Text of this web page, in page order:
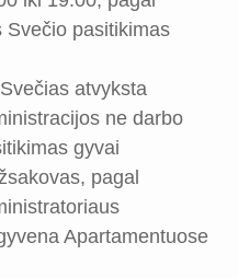
Svečio pasitikimas
atvyksta
ne darbo
gyvai
pagal
Apartamentuose